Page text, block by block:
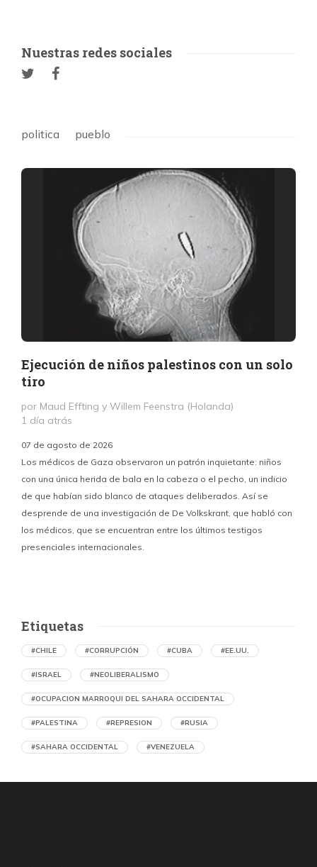
Nuestras redes sociales
politica pueblo
Ejecución de niños palestinos con un solo
tiro
por Maud Effting y Willem Feenstra (Holanda)
1 día atrás
07 de agosto de 2026
Los médicos de Gaza observaron un patrón inquietante: niños
con una única herida de bala en la cabeza o el pecho, un indicio
de que habían sido blanco de ataques deliberados. Así se
desprende de una investigación de De Volkskrant, que habló con
los médicos, que se encuentran entre los últimos testigos
presenciales internacionales.
Ejecución de niños palestinos con un solo
Etiquetas
#CHILE #CORRUPCIÓN #CUBA #EE.UU.
#ISRAEL #NEOLIBERALISMO
#OCUPACION MARROQUI DEL SAHARA OCCIDENTAL
#PALESTINA #REPRESION #RUSIA
#SAHARA OCCIDENTAL #VENEZUELA